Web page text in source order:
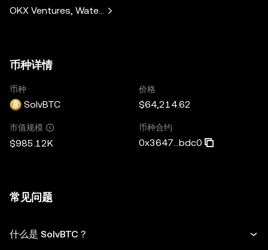
OKX Ventures, Waterdrip Capital, CMT Digital, Laser
币种详情
币种
SolvBTC
价格
$64,214.62
市值规模
$985.12K
币种合约
0x3647...bdc0
常见问题
什么是 SolvBTC？